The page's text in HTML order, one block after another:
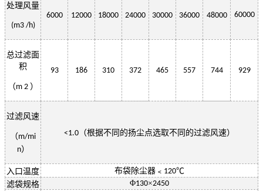
处理风量
(m3 /h)
6000 12000 18000 24000 30000 36000 48000 60000
总过滤面
积
（m 2 ）
93 186 310 372 465 557 744 929
过滤风速
（m/mi
n）
<1.0 （根据不同的扬尘点选取不同的过滤风速）
入口温度 布袋除尘器﹤ 120℃
滤袋规格
Φ130×2450